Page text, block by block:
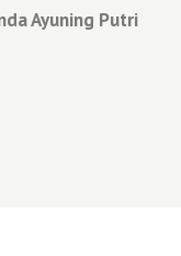
Ayuning Putri